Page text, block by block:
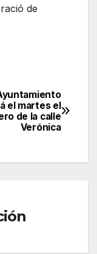
de
el martes el
de la calle
Verónica